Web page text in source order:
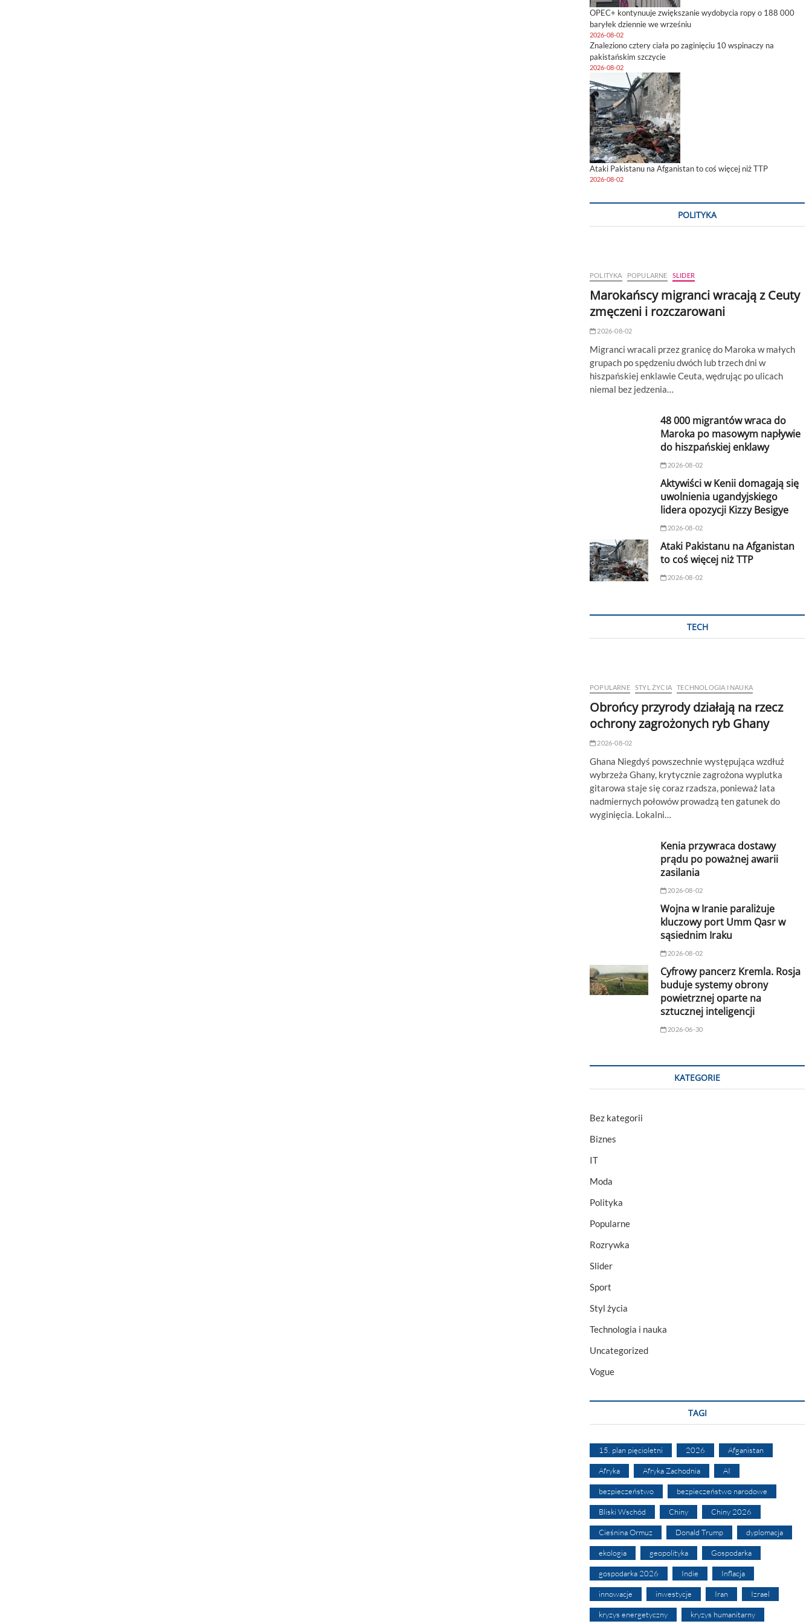
OPEC+ kontynuuje zwiększanie wydobycia ropy o 188 000
baryłek dziennie we wrześniu
2026-08-02
Znaleziono cztery ciała po zaginięciu 10 wspinaczy na
pakistańskim szczycie
2026-08-02
Ataki Pakistanu na Afganistan to coś więcej niż TTP
2026-08-02
POLITYKA
POLITYKA POPULARNE SLIDER
Marokańscy migranci wracają z Ceuty
zmęczeni i rozczarowani
2026-08-02
Migranci wracali przez granicę do Maroka w małych
grupach po spędzeniu dwóch lub trzech dni w
hiszpańskiej enklawie Ceuta, wędrując po ulicach
niemal bez jedzenia…
48 000 migrantów wraca do
Maroka po masowym napływie
do hiszpańskiej enklawy
2026-08-02
Aktywiści w Kenii domagają się
uwolnienia ugandyjskiego
lidera opozycji Kizzy Besigye
2026-08-02
Ataki Pakistanu na Afganistan
to coś więcej niż TTP
2026-08-02
TECH
POPULARNE STYL ŻYCIA TECHNOLOGIA I NAUKA
Obrońcy przyrody działają na rzecz
ochrony zagrożonych ryb Ghany
2026-08-02
Ghana Niegdyś powszechnie występująca wzdłuż
wybrzeża Ghany, krytycznie zagrożona wyplutka
gitarowa staje się coraz rzadsza, ponieważ lata
nadmiernych połowów prowadzą ten gatunek do
wyginięcia. Lokalni…
Kenia przywraca dostawy
prądu po poważnej awarii
zasilania
2026-08-02
Wojna w Iranie paraliżuje
kluczowy port Umm Qasr w
sąsiednim Iraku
2026-08-02
Cyfrowy pancerz Kremla. Rosja
buduje systemy obrony
powietrznej oparte na
sztucznej inteligencji
2026-06-30
KATEGORIE
Bez kategorii
Biznes
IT
Moda
Polityka
Popularne
Rozrywka
Slider
Sport
Styl życia
Technologia i nauka
Uncategorized
Vogue
TAGI
15. plan pięcioletni 2026 Afganistan
Afryka Afryka Zachodnia AI
bezpieczeństwo bezpieczeństwo narodowe
Bliski Wschód Chiny Chiny 2026
Cieśnina Ormuz Donald Trump dyplomacja
ekologia geopolityka Gospodarka
gospodarka 2026 Indie Inflacja
innowacje inwestycje Iran Izrael
kryzys energetyczny kryzys humanitarny